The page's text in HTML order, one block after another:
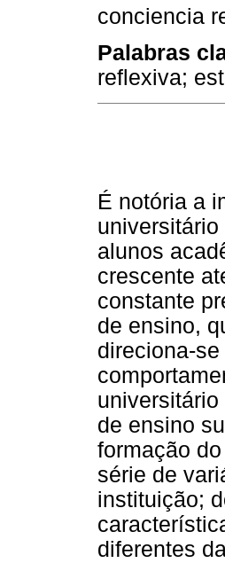
conciencia
Palabras
reflexiva;
É notória a
alunos
crescente
constante
de ensino,
direciona-
de ensino
formação
série de
instituição;
diferentes